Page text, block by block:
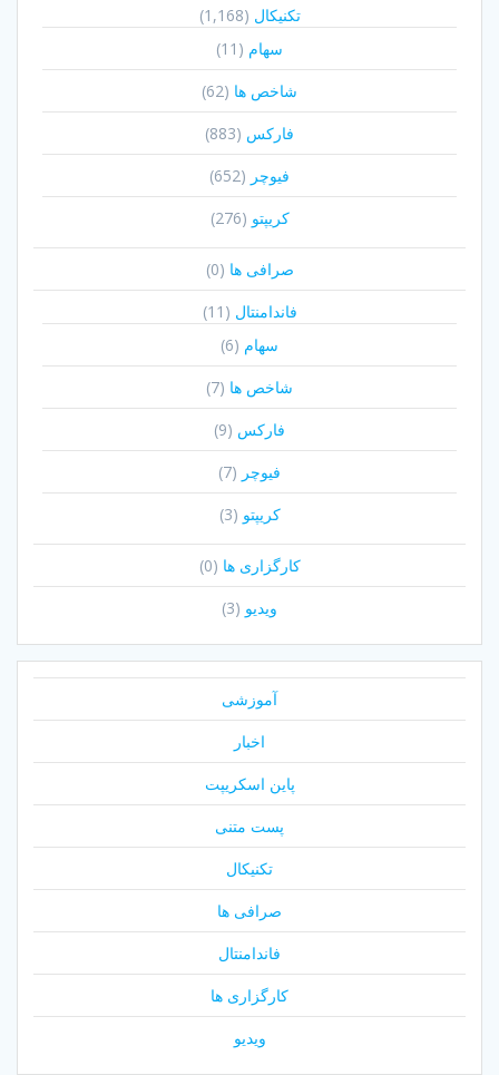
تکنیکال (1,168)
سهام (11)
شاخص ها (62)
فارکس (883)
فیوچر (652)
کریپتو (276)
صرافی ها (0)
فاندامنتال (11)
سهام (6)
شاخص ها (7)
فارکس (9)
فیوچر (7)
کریپتو (3)
کارگزاری ها (0)
ویدیو (3)
آموزشی
اخبار
پاین اسکریپت
پست متنی
تکنیکال
صرافی ها
فاندامنتال
کارگزاری ها
ویدیو